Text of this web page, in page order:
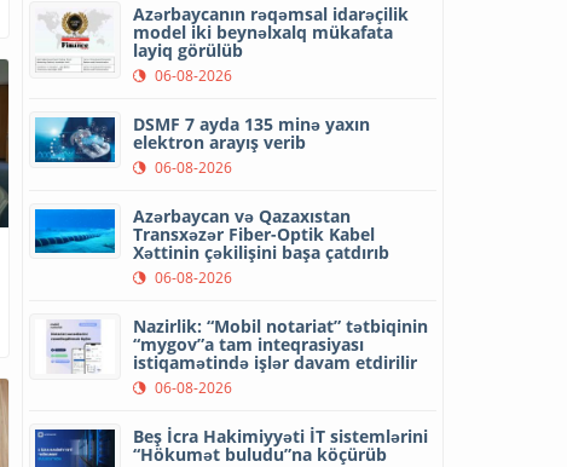
Azərbaycanın rəqəmsal idarəçilik
model iki beynəlxalq mükafata
layiq görülüb
06-08-2026
DSMF 7 ayda 135 minə yaxın
elektron arayış verib
06-08-2026
Azərbaycan və Qazaxıstan
Transxəzər Fiber-Optik Kabel
Xəttinin çəkilişini başa çatdırıb
06-08-2026
Nazirlik: “Mobil notariat” tətbiqinin
“mygov”a tam inteqrasiyası
istiqamətində işlər davam etdirilir
06-08-2026
Beş İcra Hakimiyyəti İT sistemlərini
“Hökumət buludu”na köçürüb